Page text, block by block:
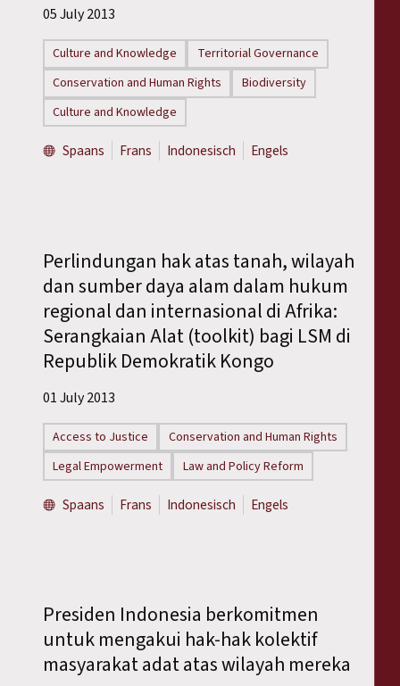
05 July 2013
Culture and Knowledge
Territorial Governance
Conservation and Human Rights
Biodiversity
Culture and Knowledge
Spaans Frans Indonesisch Engels
Perlindungan hak atas tanah, wilayah
dan sumber daya alam dalam hukum
regional dan internasional di Afrika:
Serangkaian Alat (toolkit) bagi LSM di
Republik Demokratik Kongo
01 July 2013
Access to Justice
Conservation and Human Rights
Legal Empowerment
Law and Policy Reform
Spaans Frans Indonesisch Engels
Presiden Indonesia berkomitmen
untuk mengakui hak-hak kolektif
masyarakat adat atas wilayah mereka